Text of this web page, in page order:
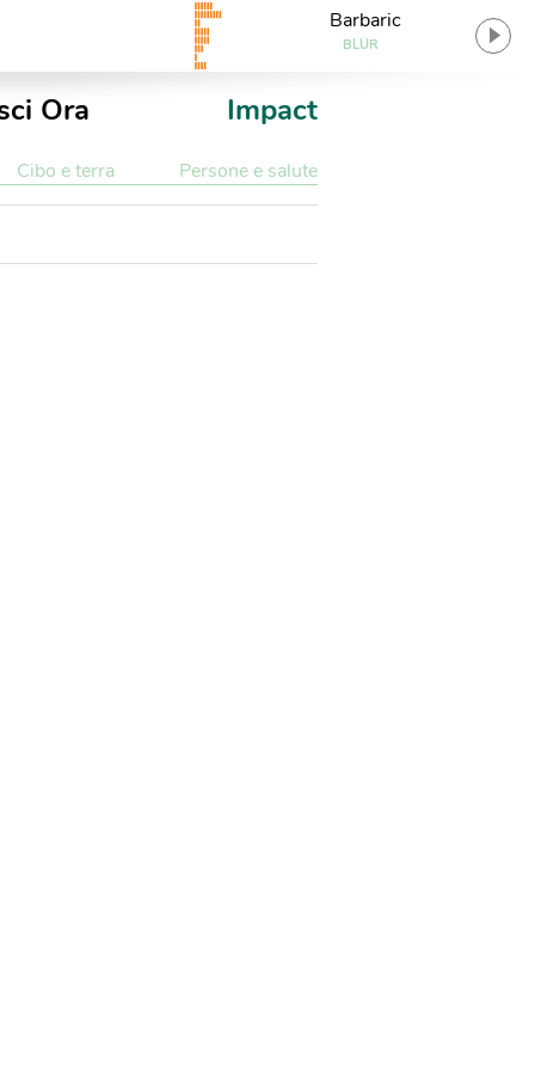
Barbaric
BLUR
Ora Impact
Cibo e terra Persone e salute